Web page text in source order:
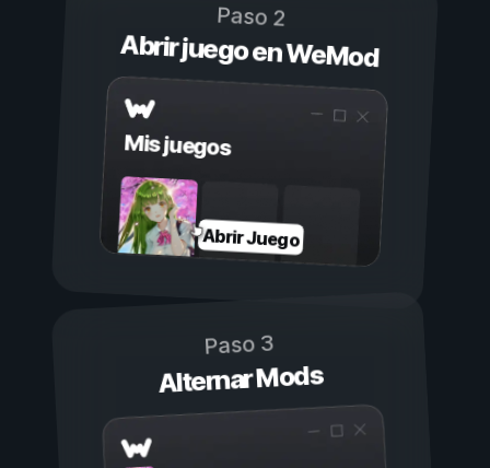
Paso 2
Abrir juego en WeMod
Mis juegos
Abrir Juego
Paso 3
Alternar Mods